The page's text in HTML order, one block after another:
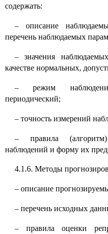
содержать:
–описание
перечень наблюдаемых
–значения
качестве нормальных,
–режим
периодический;
– точность измерений
–
правила
наблюдений и форму их
4.1.6. Методы
– описание
– перечень исходных
–
правила оценки